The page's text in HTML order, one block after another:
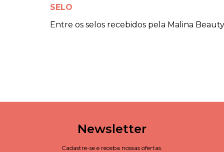
SELO
Entre os selos recebidos pela Malina
Newsletter
Cadastre-se e receba nossas ofertas.